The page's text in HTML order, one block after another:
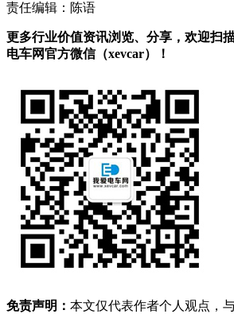
责任编辑：陈语
更多行业价值资讯浏览、分享，欢迎扫
电车网官方微信（xevcar）！
免责声明： 本文仅代表作者个人观点，